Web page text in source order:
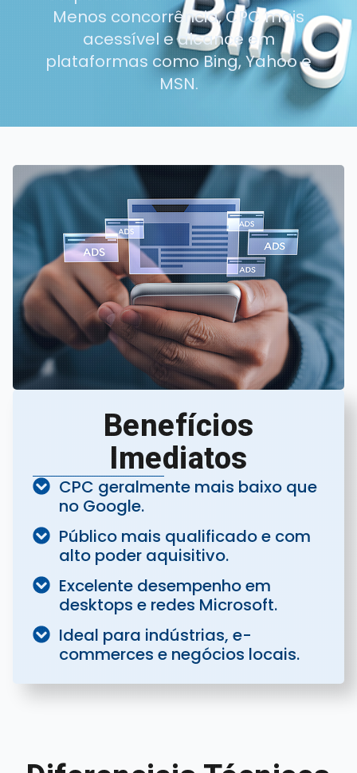
Menos concorrência, CPC mais
acessível e alcance em
plataformas como Bing, Yahoo e
MSN.
Benefícios
Imediatos
CPC geralmente mais baixo que
no Google.
Público mais qualificado e com
alto poder aquisitivo.
Excelente desempenho em
desktops e redes Microsoft.
Ideal para indústrias, e-
commerces e negócios locais.